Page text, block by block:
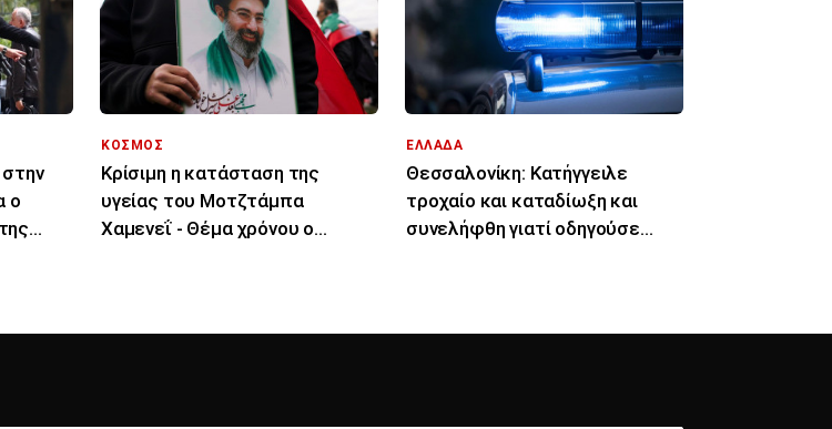
ο
ΚΟΣΜΟΣ
Κρίσιμη η κατάσταση της
υγείας του Μοτζτάμπα
Χαμενεΐ - Θέμα χρόνου ο
ΕΛΛΑΔΑ
Θεσσαλονίκη: Κατήγγειλε
τροχαίο και καταδίωξη και
συνελήφθη γιατί οδηγούσε